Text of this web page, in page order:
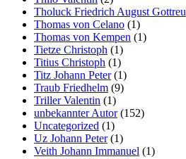
Tholuck Friedrich August Gottreu
Thomas von Celano (1)
Thomas von Kempen (1)
Tietze Christoph (1)
Titius Christoph (1)
Titz Johann Peter(1)
Traub Friedhelm (9)
Triller Valentin (1)
unbekannter Autor(152)
Uncategorized (1)
Uz Johann Peter(1)
Veith Johann Immanuel (1)